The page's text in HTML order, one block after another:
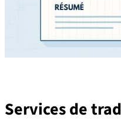
Services de